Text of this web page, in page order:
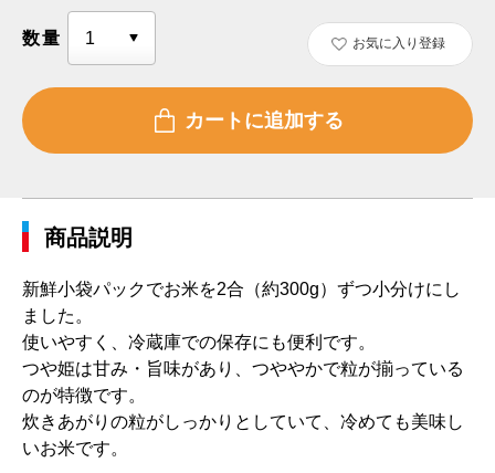
数量 お気に入り登録
商品説明
新鮮小袋パックでお米を2合（約300g）ずつ小分けにし
ました。
使いやすく、冷蔵庫での保存にも便利です。
つや姫は甘み・旨味があり、つややかで粒が揃っている
のが特徴です。
炊きあがりの粒がしっかりとしていて、冷めても美味し
いお米です。